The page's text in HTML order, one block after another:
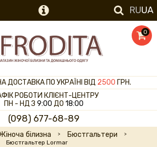
RUUA
0
ДОСТАВКА ПО УКРАЇНІ ВІД 2500 ГРН.
РОБОТИ КЛІЄНТ-ЦЕНТРУ
ПН - НД З 9:00 ДО 18:00
(098) 677-68-89
білизна Бюстгальтери
Бюстгальтер Lormar